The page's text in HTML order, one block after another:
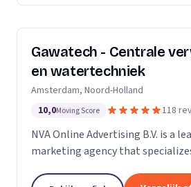
Gawatech - Centrale
en watertechniek
Amsterdam, Noord-Holland
10,0Moving Score 118
NVA Online Advertising B.V. is a
marketing agency that